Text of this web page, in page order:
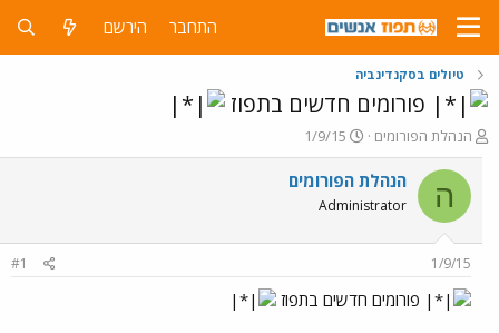
התחבר הירשם
טיולים בסקנדינביה
פורומים חדשים בתפוז
פ
ו
ת
ח
ה
ש
א
הנהלת הפורומים
פ
ו
ר
ם
ר
1/9/15
ה הנהלת הפורומים
Administrator
1/9/15
#1
פורומים חדשים בתפוז